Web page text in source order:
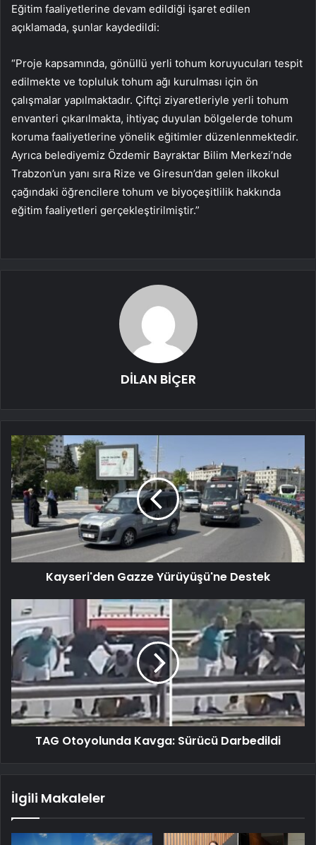
Eğitim faaliyetlerine devam edildiği işaret edilen
açıklamada, şunlar kaydedildi:
“Proje kapsamında, gönüllü yerli tohum koruyucuları tespit
edilmekte ve topluluk tohum ağı kurulması için ön
çalışmalar yapılmaktadır. Çiftçi ziyaretleriyle yerli tohum
envanteri çıkarılmakta, ihtiyaç duyulan bölgelerde tohum
koruma faaliyetlerine yönelik eğitimler düzenlenmektedir.
Ayrıca belediyemiz Özdemir Bayraktar Bilim Merkezi’nde
Trabzon’un yanı sıra Rize ve Giresun’dan gelen ilkokul
çağındaki öğrencilere tohum ve biyoçeşitlilik hakkında
eğitim faaliyetleri gerçekleştirilmiştir.”
DİLAN BİÇER
Kayseri'den Gazze Yürüyüşü'ne Destek
TAG Otoyolunda Kavga: Sürücü Darbedildi
İlgili Makaleler